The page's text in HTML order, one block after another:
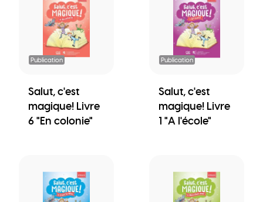
Publication
Salut, c'est
magique! Livre
6 "En colonie"
Publication
Salut, c'est
magique! Livre
1 "A l'école"